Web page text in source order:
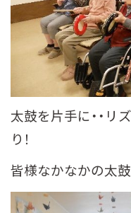
太鼓を片手に・・リ
り！
皆様なかなかの太